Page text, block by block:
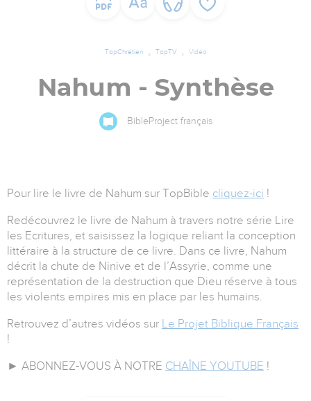
TopChrétien TopTV Vidéo
Nahum - Synthèse
BibleProject français
Pour lire le livre de Nahum sur TopBible cliquez-ici !
Redécouvrez le livre de Nahum à travers notre série Lire
les Ecritures, et saisissez la logique reliant la conception
littéraire à la structure de ce livre. Dans ce livre, Nahum
décrit la chute de Ninive et de l’Assyrie, comme une
représentation de la destruction que Dieu réserve à tous
les violents empires mis en place par les humains.
Retrouvez d’autres vidéos sur Le Projet Biblique Français
!
► ABONNEZ-VOUS À NOTRE CHAÎNE YOUTUBE !